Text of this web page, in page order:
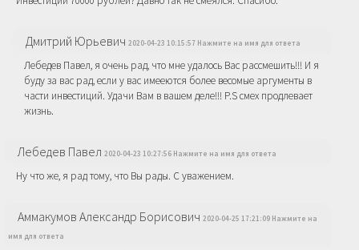
Дмитрий Юрьевич 2020-04-23 10:15:57 Нажмите на имя для ответа
Лебедев Павел, я очень рад, что мне удалось Вас рассмешить!!! И я
буду за вас рад, если у вас имееются более весомые аргументы в
части инвестиций. Удачи Вам в вашем деле!!! P.S смех продлевает
жизнь.
Лебедев Павел 2020-04-23 10:27:56 Нажмите на имя для ответа
Ну что же, я рад тому, что Вы рады. С уважением.
Аммакумов Александр Борисович 2020-04-25 17:21:09 Нажмите на
имя для ответа